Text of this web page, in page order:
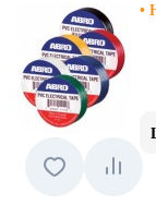
•